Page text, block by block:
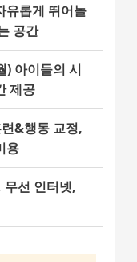
유롭게 뛰어놀
공간
) 아이들의 시
제공
&행동 교정,
용
무선 인터넷,